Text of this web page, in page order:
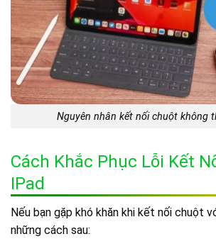
Nguyên nhân kết nối chuột không
Cách Khắc Phục Lỗi Kết
IPad
Nếu bạn gặp khó khăn khi kết nối chuột
những cách sau: